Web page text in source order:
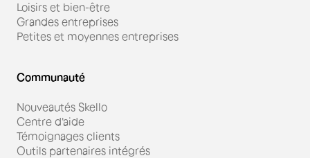
Loisirs et bien-être
Grandes entreprises
Petites et moyennes entreprises
Communauté
Nouveautés Skello
Centre d'aide
Témoignages clients
Outils partenaires intégrés